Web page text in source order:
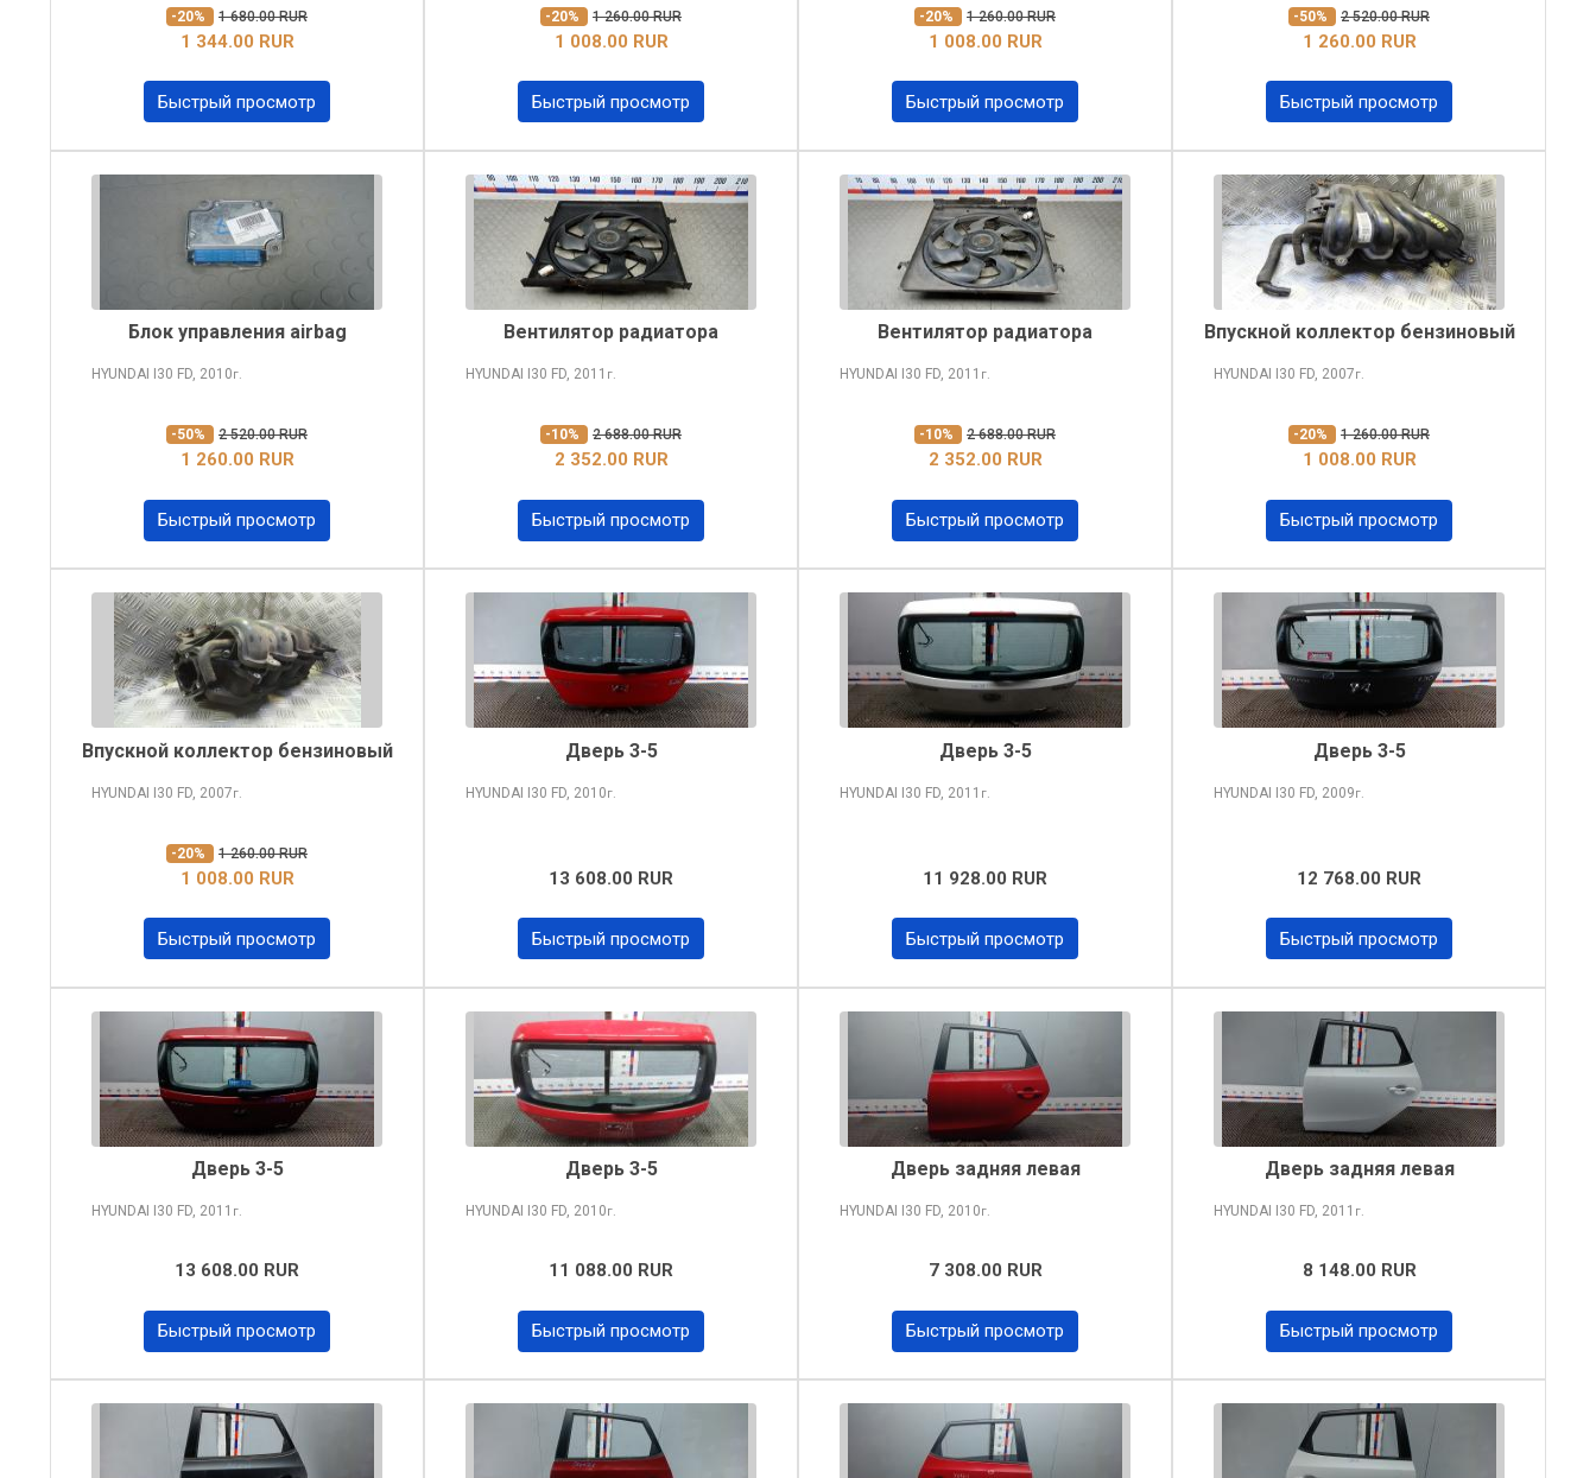
-20% 1 680.00 RUR
1 344.00 RUR
Быстрый просмотр
-20% 1 260.00 RUR
1 008.00 RUR
Быстрый просмотр
-20% 1 260.00 RUR
1 008.00 RUR
Быстрый просмотр
-50% 2 520.00 RUR
1 260.00 RUR
Быстрый просмотр
Блок управления airbag
HYUNDAI I30 FD, 2010г.
-50% 2 520.00 RUR
1 260.00 RUR
Быстрый просмотр
Вентилятор радиатора
HYUNDAI I30 FD, 2011 г.
-10% 2 688.00 RUR
2 352.00 RUR
Быстрый просмотр
Вентилятор радиатора
HYUNDAI I30 FD, 2011 г.
-10% 2 688.00 RUR
2 352.00 RUR
Быстрый просмотр
Впускной коллектор бензиновый
HYUNDAI I30 FD, 2007г.
-20% 1 260.00 RUR
1 008.00 RUR
Быстрый просмотр
Впускной коллектор бензиновый
HYUNDAI I30 FD, 2007г.
-20% 1 260.00 RUR
1 008.00 RUR
Быстрый просмотр
Дверь 3-5
HYUNDAI I30 FD, 2010г.
13 608.00 RUR
Быстрый просмотр
Дверь 3-5
HYUNDAI I30 FD, 2011 г.
11 928.00 RUR
Быстрый просмотр
Дверь 3-5
HYUNDAI I30 FD, 2009г.
12 768.00 RUR
Быстрый просмотр
Дверь 3-5
HYUNDAI I30 FD, 2011 г.
13 608.00 RUR
Быстрый просмотр
Дверь 3-5
HYUNDAI I30 FD, 2010г.
11 088.00 RUR
Быстрый просмотр
Дверь задняя левая
HYUNDAI I30 FD, 2010г.
7 308.00 RUR
Быстрый просмотр
Дверь задняя левая
HYUNDAI I30 FD, 2011 г.
8 148.00 RUR
Быстрый просмотр